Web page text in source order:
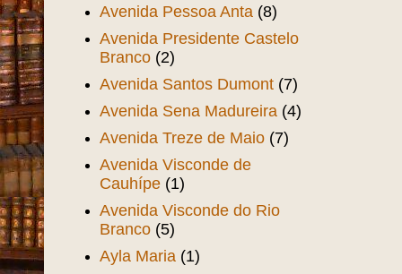
Avenida Pessoa Anta (8)
Avenida Presidente Castelo
Branco (2)
Avenida Santos Dumont (7)
Avenida Sena Madureira (4)
Avenida Treze de Maio (7)
Avenida Visconde de
Cauhípe (1)
Avenida Visconde do Rio
Branco (5)
Ayla Maria (1)